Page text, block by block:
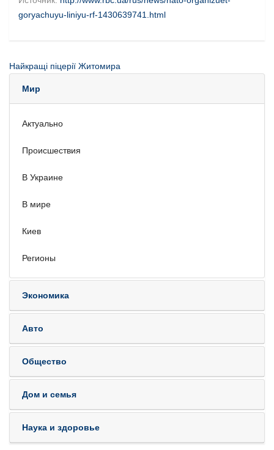
goryachuyu-liniyu-rf-1430639741.html
Найкращі піцерії Житомира
Мир
Актуально
Происшествия
В Украине
В мире
Киев
Регионы
Экономика
Авто
Общество
Дом и семья
Наука и здоровье